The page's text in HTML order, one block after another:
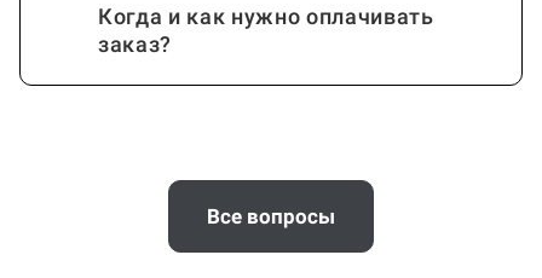
Когда и как нужно оплачивать
заказ?
Все вопросы